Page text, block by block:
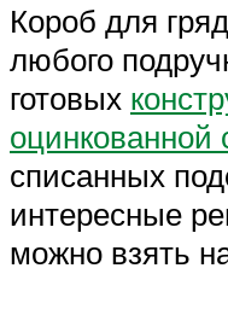
Короб для
любого
готовых
оцинкованной
списанных
интересные
можно взять